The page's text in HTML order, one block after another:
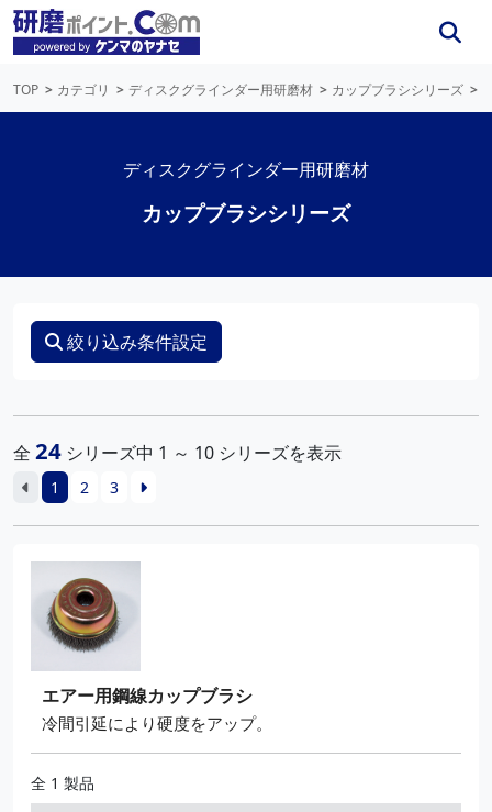
TOP カテゴリ ディスクグラインダー用研磨材 カップブラシシリーズ
ディスクグラインダー用研磨材
カップブラシシリーズ
絞り込み条件設定
全 24 シリーズ中 1 ～ 10 シリーズを表示
1 2 3
エアー用鋼線カップブラシ
冷間引延により硬度をアップ。
全 1 製品